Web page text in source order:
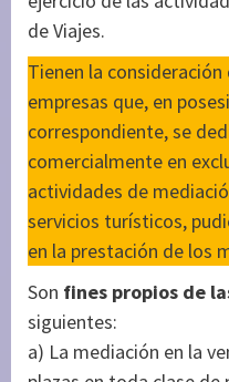
de Viajes.
Tienen la consideración
empresas que, en
correspondiente, se
comercialmente en
actividades de
servicios turísticos,
en la prestación de los
Son fines propios de
siguientes:
a) La mediación en la